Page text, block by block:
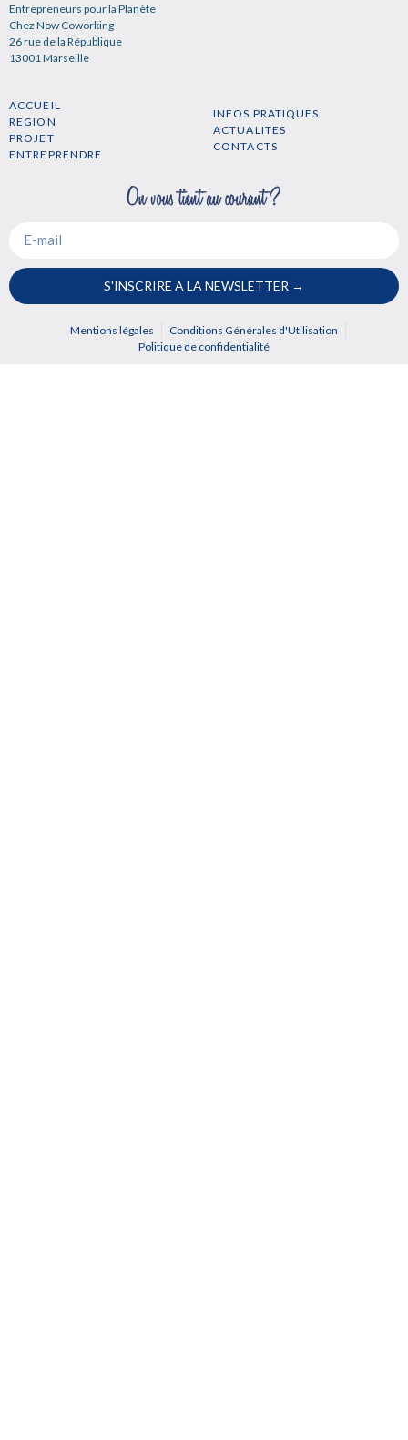
Entrepreneurs pour la Planète
Chez Now Coworking
26 rue de la République
13001 Marseille
ACCUEIL
REGION
PROJET
ENTREPRENDRE
INFOS PRATIQUES
ACTUALITES
CONTACTS
S'INSCRIRE A LA NEWSLETTER →
Mentions légales
Conditions Générales d'Utilisation
Politique de confidentialité